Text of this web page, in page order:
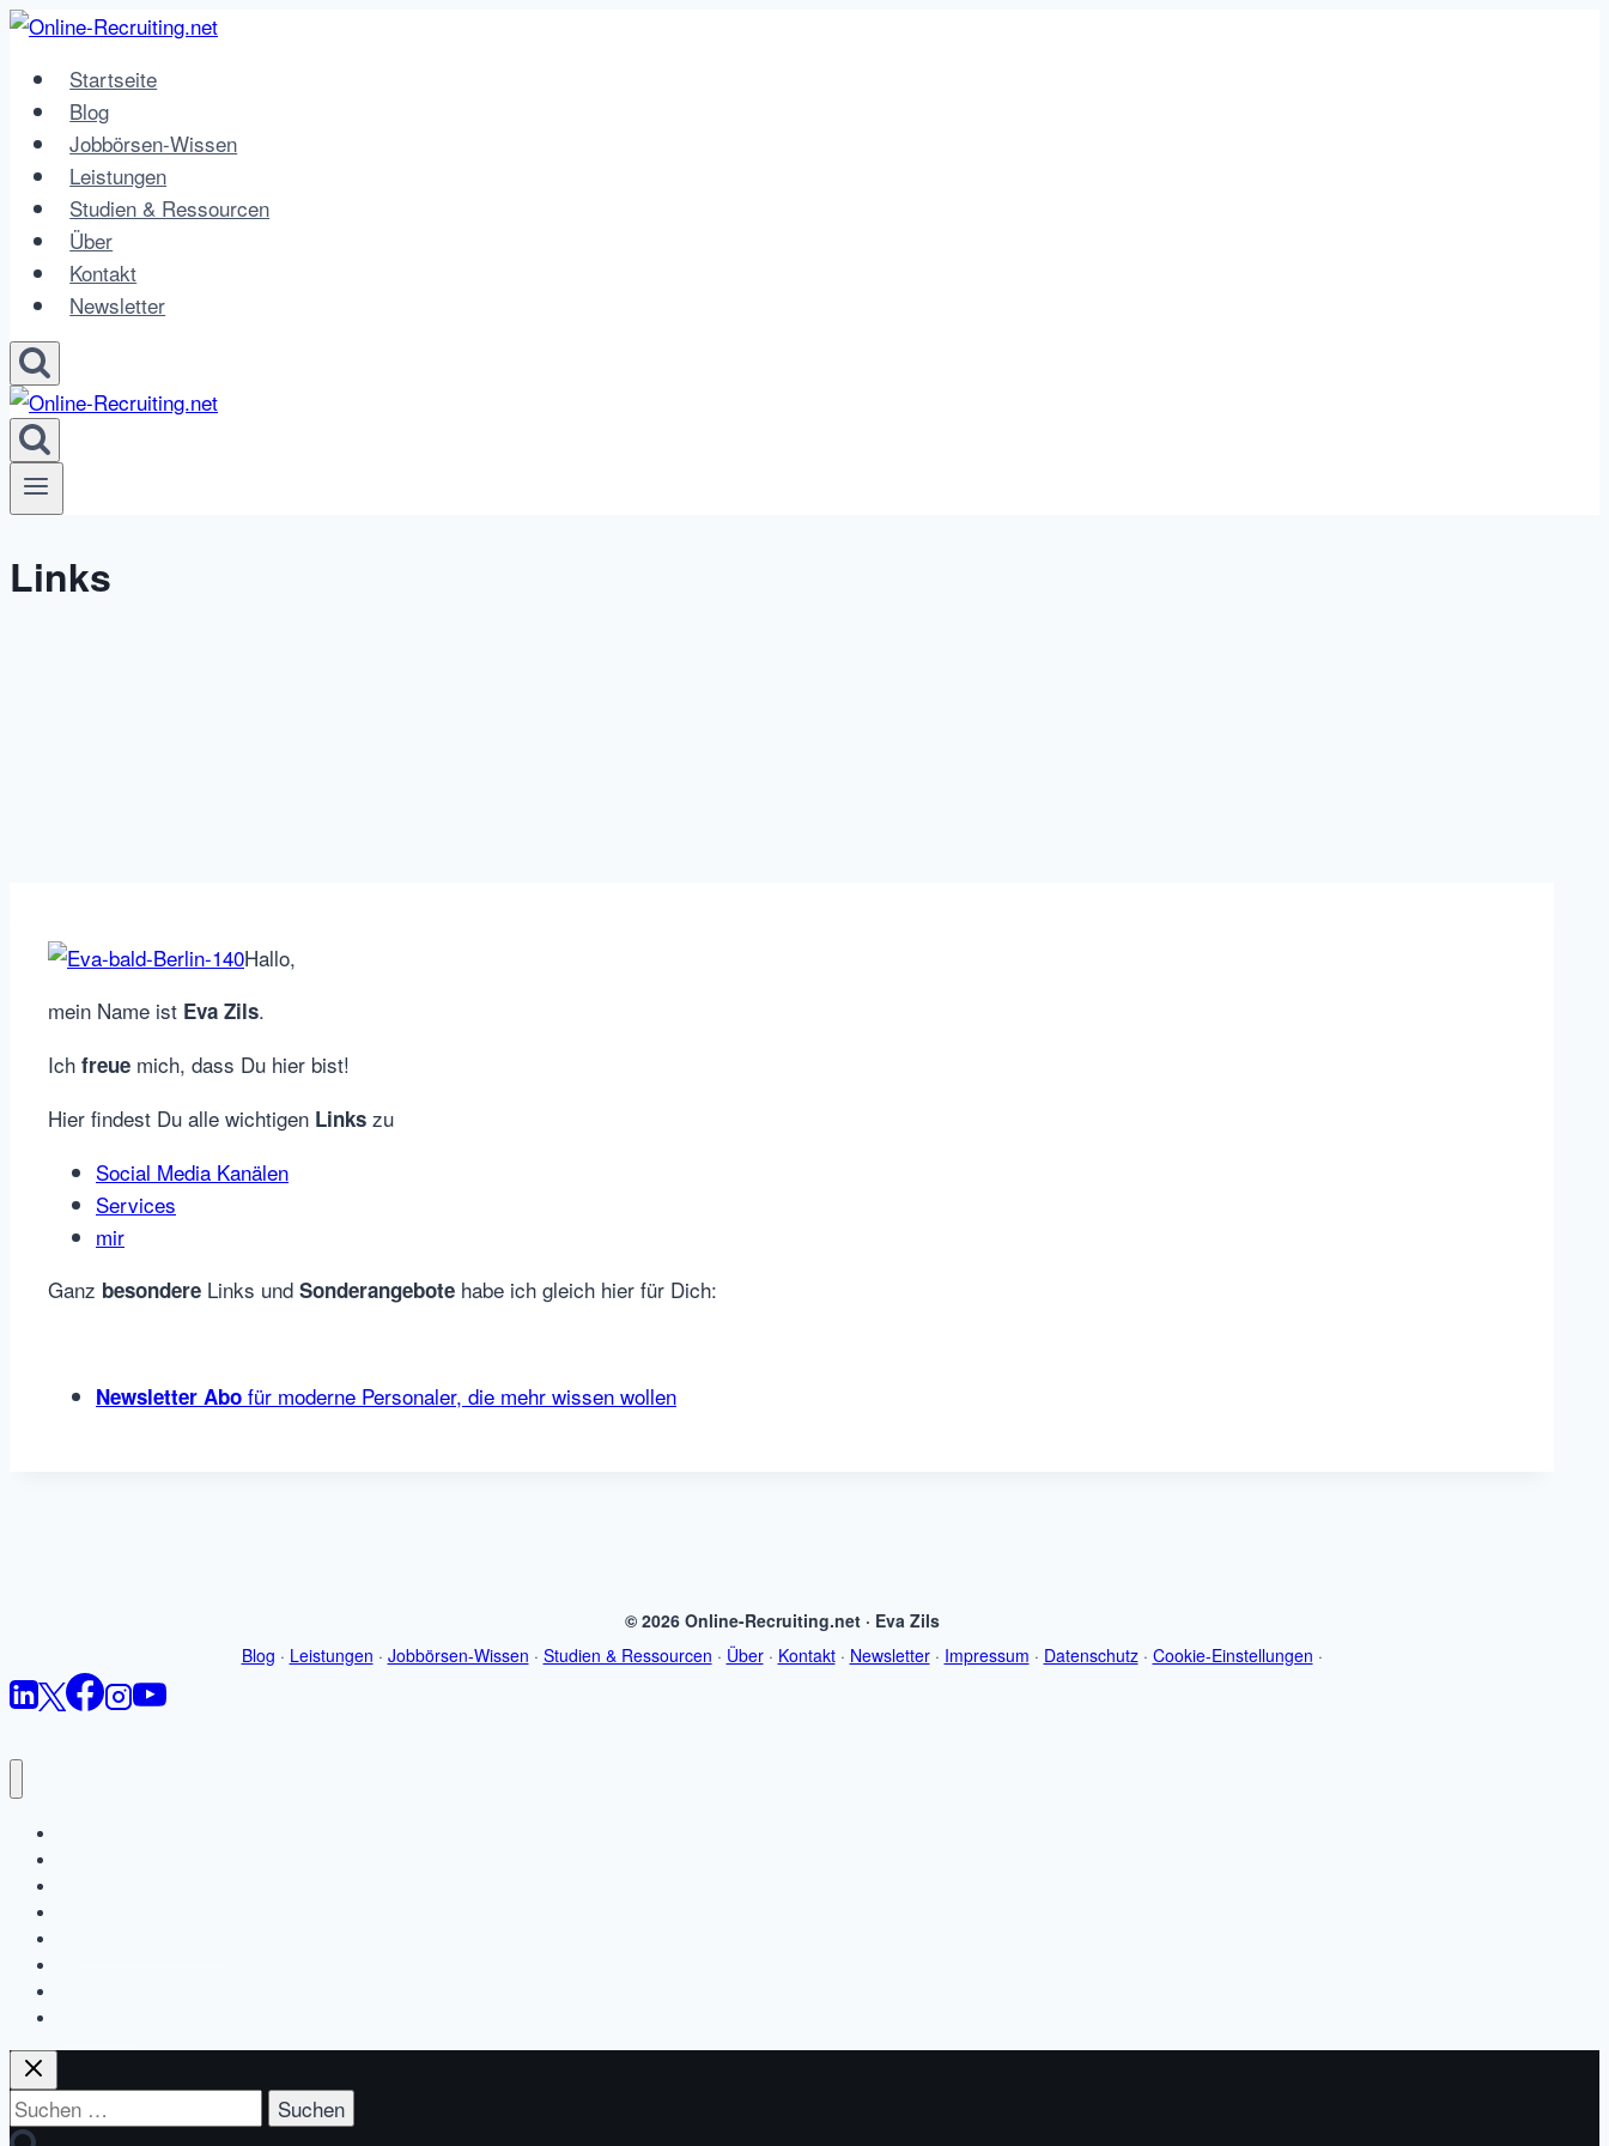
Zum
springenStartseite
Blog
Jobbörsen-Wissen
Leistungen
Studien & Ressourcen
Über
Kontakt
Newsletter
Links
Hallo,
mein Name ist Eva Zils.
Ich freue mich, dass Du hier bist!
Hier findest Du alle wichtigen Links zu
Social Media Kanälen
Services
mir
Ganz besondere Links und Sonderangebote habe ich gleich hier für Dich:
Newsletter Abo für moderne Personaler, die mehr wissen wollen
© 2026 Online-Recruiting.net · Eva Zils
Blog · Leistungen · Jobbörsen-Wissen · Studien & Ressourcen · Über· Kontakt· Newsletter· Impressum · Datenschutz· Cookie-Einstellungen ·
Suchen
nach: